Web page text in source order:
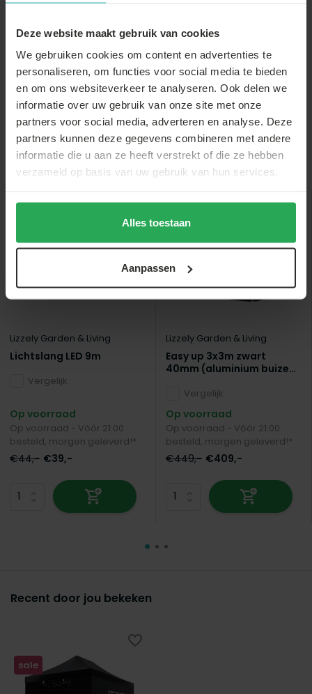
Deze website maakt gebruik van cookies
We gebruiken cookies om content en advertenties te
personaliseren, om functies voor social media te bieden
en om ons websiteverkeer te analyseren. Ook delen we
informatie over uw gebruik van onze site met onze
partners voor social media, adverteren en analyse. Deze
partners kunnen deze gegevens combineren met andere
informatie die u aan ze heeft verstrekt of die ze hebben
verzameld op basis van uw gebruik van hun services.
Alles toestaan
Aanpassen
€34,-
€33,-
€8,-
Anderen bekeken ook
Lizzely Garden & Living
Lichtslang LED 9m
Vergelijk
Op voorraad
Op voorraad - Vóór 21:00
besteld, morgen geleverd!*
€44,- €39,-
sale
Lizzely Garden & Living
Easy up 3x3m zwart
40mm (aluminium buizen)
opvouwbaar
Vergelijk
Op voorraad
Op voorraad - Vóór 21:00
besteld, morgen geleverd!*
€449,- €409,-
Recent door jou bekeken
sale